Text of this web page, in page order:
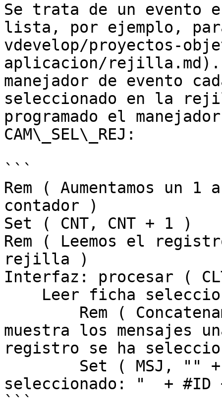
Se trata de un evento
lista, por ejemplo,
vdevelop/proyectos-
aplicacion/rejilla.md).
manejador de evento
seleccionado en la
programado el
CAM\_SEL\_REJ:
```
Rem ( Aumentamos un
contador )
Set ( CNT, CNT + 1 )
Rem ( Leemos el
rejilla )
Interfaz: procesar (
muestra los mensajes
registro se ha
seleccionado: "  +
```